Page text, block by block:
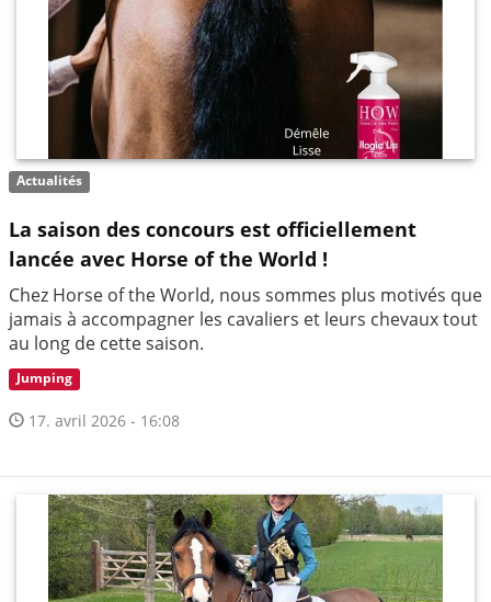
Actualités
La saison des concours est officiellement
lancée avec Horse of the World !
Chez Horse of the World, nous sommes plus motivés que
jamais à accompagner les cavaliers et leurs chevaux tout
au long de cette saison.
Jumping
17. avril 2026 - 16:08